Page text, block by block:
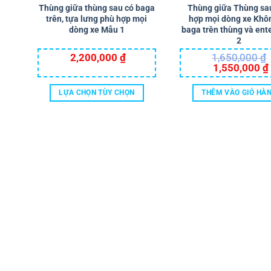
Thùng giữa thùng sau có baga
trên, tựa lưng phù hợp mọi
dòng xe Mẫu 1
2,200,000₫
LỰA CHỌN TÙY CHỌN
Thùng giữa Thùng
hợp mọi dòng xe
baga trên thùng và
2
1,650,000₫
Giá
gốc
là:
1,650,000 ₫.
1,550,000 ₫
THÊM VÀO GIỎ